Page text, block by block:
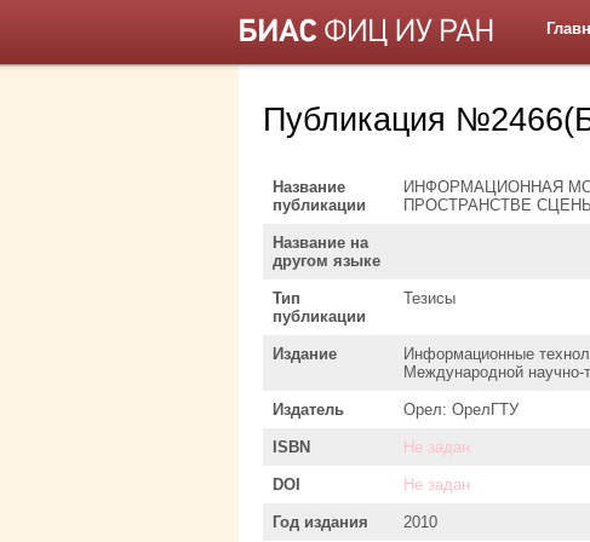
Публикация
Название
публикации
ИНФОРМАЦИОННАЯ
ПРОСТРАНСТВЕ
Название на
другом языке
Тип
публикации
Тезисы
Издание
Информационные
Международной научно-
Издатель Орел: ОрелГТУ
ISBN Не задан
DOI Не задан
Год издания 2010